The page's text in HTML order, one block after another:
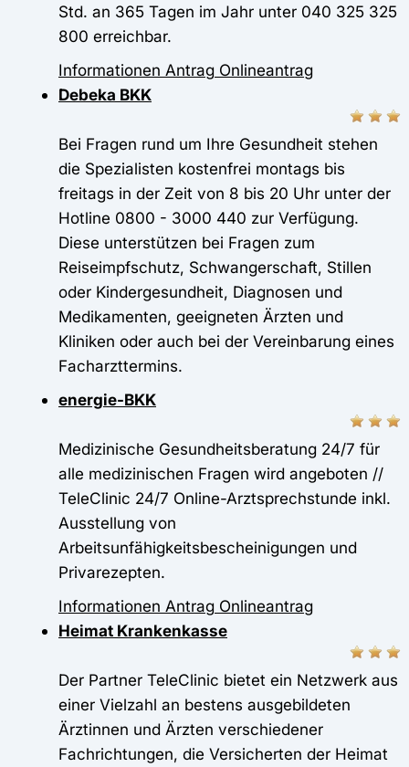
Std. an 365 Tagen im Jahr unter 040 325 325
800 erreichbar.
Informationen Antrag Onlineantrag
Debeka BKK
Bei Fragen rund um Ihre Gesundheit stehen
die Spezialisten kostenfrei montags bis
freitags in der Zeit von 8 bis 20 Uhr unter der
Hotline 0800 - 3000 440 zur Verfügung.
Diese unterstützen bei Fragen zum
Reiseimpfschutz, Schwangerschaft, Stillen
oder Kindergesundheit, Diagnosen und
Medikamenten, geeigneten Ärzten und
Kliniken oder auch bei der Vereinbarung eines
Facharzttermins.
energie-BKK
Medizinische Gesundheitsberatung 24/7 für
alle medizinischen Fragen wird angeboten //
TeleClinic 24/7 Online-Arztsprechstunde inkl.
Ausstellung von
Arbeitsunfähigkeitsbescheinigungen und
Privarezepten.
Informationen Antrag Onlineantrag
Heimat Krankenkasse
Der Partner TeleClinic bietet ein Netzwerk aus
einer Vielzahl an bestens ausgebildeten
Ärztinnen und Ärzten verschiedener
Fachrichtungen, die Versicherten der Heimat